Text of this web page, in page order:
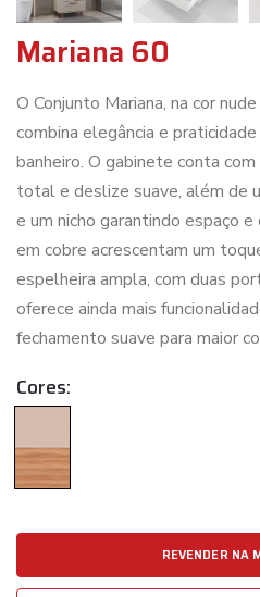
Mariana 60
O Conjunto Mariana, na cor
combina elegância e
banheiro. O gabinete conta
total e deslize suave, além de
e um nicho garantindo espaço
em cobre acrescentam um
espelheira ampla, com duas
oferece ainda mais
fechamento suave para maior
Cores:
REVENDER NA